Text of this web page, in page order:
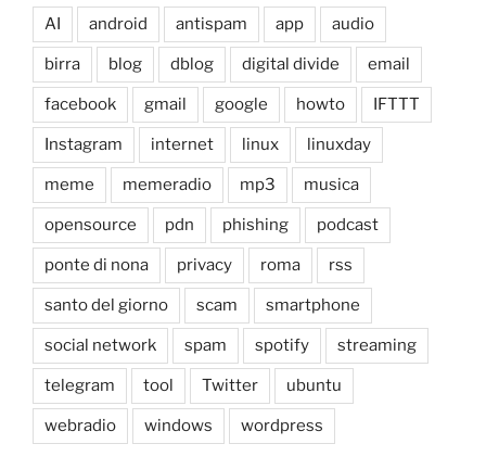
AI android antispam app audio
birra blog dblog digital divide email
facebook gmail google howto IFTTT
Instagram internet linux linuxday
meme memeradio mp3 musica
opensource pdn phishing podcast
ponte di nona privacy roma rss
santo del giorno scam smartphone
social network spam spotify streaming
telegram tool Twitter ubuntu
webradio windows wordpress